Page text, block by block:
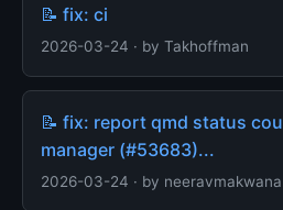
📝 fix: ci
2026-03-24 · by Takhoffman
📝 fix: report qmd status
manager (#53683)...
2026-03-24 · by neeravmakwana